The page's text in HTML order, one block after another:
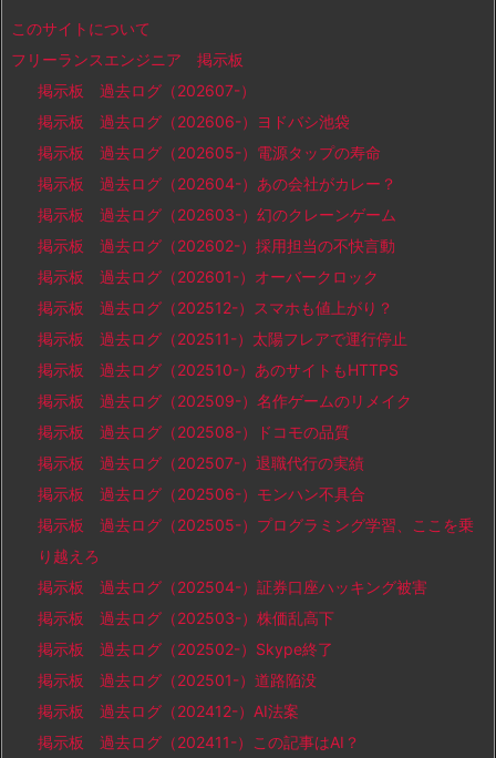
このサイトについて
フリーランスエンジニア 掲示板
掲示板 過去ログ（202607-）
掲示板 過去ログ（202606-）ヨドバシ池袋
掲示板 過去ログ（202605-）電源タップの寿命
掲示板 過去ログ（202604-）あの会社がカレー？
掲示板 過去ログ（202603-）幻のクレーンゲーム
掲示板 過去ログ（202602-）採用担当の不快言動
掲示板 過去ログ（202601-）オーバークロック
掲示板 過去ログ（202512-）スマホも値上がり？
掲示板 過去ログ（202511-）太陽フレアで運行停止
掲示板 過去ログ（202510-）あのサイトもHTTPS
掲示板 過去ログ（202509-）名作ゲームのリメイク
掲示板 過去ログ（202508-）ドコモの品質
掲示板 過去ログ（202507-）退職代行の実績
掲示板 過去ログ（202506-）モンハン不具合
掲示板 過去ログ（202505-）プログラミング学習、ここを乗
り越えろ
掲示板 過去ログ（202504-）証券口座ハッキング被害
掲示板 過去ログ（202503-）株価乱高下
掲示板 過去ログ（202502-）Skype終了
掲示板 過去ログ（202501-）道路陥没
掲示板 過去ログ（202412-）AI法案
掲示板 過去ログ（202411-）この記事はAI？